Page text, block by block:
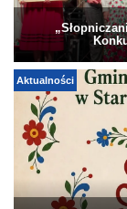
Aktualności